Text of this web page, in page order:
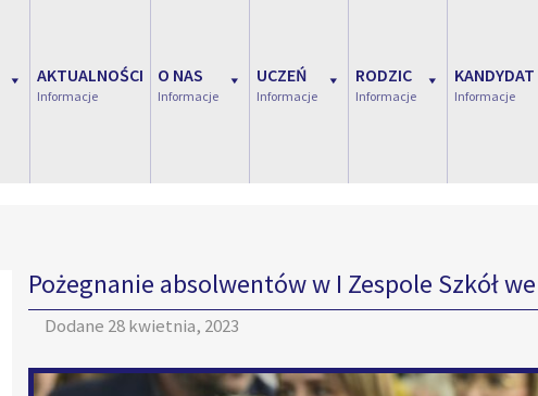
AKTUALNOŚCI
Informacje
O NAS
Informacje
UCZEŃ
Informacje
RODZIC
Informacje
KANDYDAT
Informacje
Pożegnanie absolwentów w I Zespole Szkół
Dodane 28 kwietnia, 2023